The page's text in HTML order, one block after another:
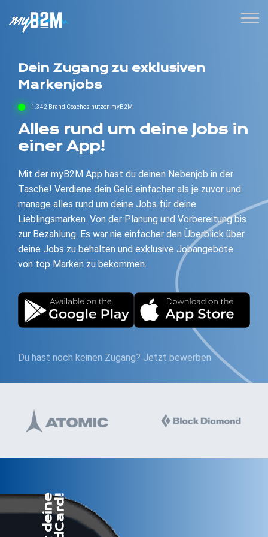
Dein Zugang zu exklusiven
Markenjobs
1.342 Brand Coaches nutzen myB2M
Alles rund um deine Jobs in
einer App!
Mit der myB2M App hast du deinen Nebenjob in der
Tasche! Verdiene dein Geld einfacher als je zuvor und
manage alles rund um deine Jobs für deine
Lieblingsmarken. Von der Planung und Vorbereitung bis
zur Bezahlung. Es war nie einfacher den Überblick über
deine Jobs zu behalten und exklusive Jobangebote
von top Marken zu bekommen.
Du hast noch keinen Zugang? Jetzt bewerben